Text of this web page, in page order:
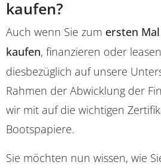
kaufen?
Auch wenn Sie zum ersten
kaufen, finanzieren oder
diesbezüglich auf unsere
Rahmen der Abwicklung der
wir mit auf die wichtigen
Bootspapiere.
Sie möchten nun wissen, wie